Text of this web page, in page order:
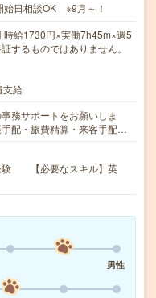
日相談OK ※9月～！
給1730円×実働7h45m×週5
するものではありません。
支給
務サポートをお願いしま
配・旅費精算・来客手配…
験 【必要なスキル】英
男性